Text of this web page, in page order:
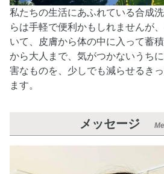
私たちの生活にあふれている合成
らは手軽で便利かもしれませんが
いて、皮膚から体の中に入って蓄
から大人まで、気がつかないうち
害なものを、少しでも減らせるき
ます。
メッセージ